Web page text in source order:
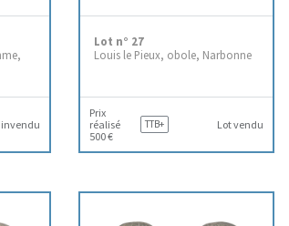
invendu
Lot n° 27
Louis le Pieux, obole, Narbonne
Prix
réalisé
500 €
TTB+ Lot vendu